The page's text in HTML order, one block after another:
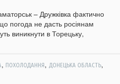
– Дружківка фактично
погода не дасть росіянам
виникнути в Торецьку,
, ПОХОЛОДАННЯ, ДОНЕЦЬКА ОБЛАСТЬ,